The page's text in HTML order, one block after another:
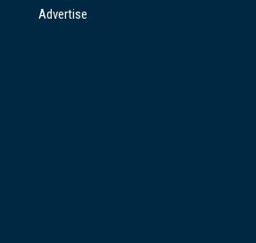
Advertise